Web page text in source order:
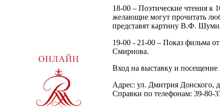
18-00 – Поэтические чтения к
желающие могут прочитать
представят картину В.Ф.
19-00 - 21-00 – Показ фильма
Смирнова.
Вход на выставку и
Адрес: ул. Дмитрия Донского,
Справки по телефонам: 39-80-